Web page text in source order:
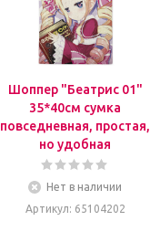
Шоппер "Беатрис 01"
35*40см сумка
повседневная, простая,
но удобная
Нет в наличии
Артикул: 65104202